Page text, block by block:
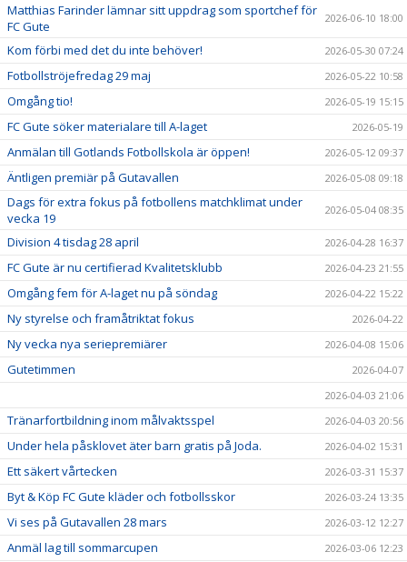
Matthias Farinder lämnar sitt uppdrag som sportchef för
FC Gute
2026-06-10 18:00
Kom förbi med det du inte behöver! 2026-05-30 07:24
Fotbollströjefredag 29 maj 2026-05-22 10:58
Omgång tio! 2026-05-19 15:15
FC Gute söker materialare till A-laget 2026-05-19
Anmälan till Gotlands Fotbollskola är öppen! 2026-05-12 09:37
Äntligen premiär på Gutavallen 2026-05-08 09:18
Dags för extra fokus på fotbollens matchklimat under
vecka 19
2026-05-04 08:35
Division 4 tisdag 28 april 2026-04-28 16:37
FC Gute är nu certifierad Kvalitetsklubb 2026-04-23 21:55
Omgång fem för A-laget nu på söndag 2026-04-22 15:22
Ny styrelse och framåtriktat fokus 2026-04-22
Ny vecka nya seriepremiärer 2026-04-08 15:06
Gutetimmen
2026-04-07
2026-04-03 21:06
Tränarfortbildning inom målvaktsspel 2026-04-03 20:56
Under hela påsklovet äter barn gratis på Joda. 2026-04-02 15:31
Ett säkert vårtecken 2026-03-31 15:37
Byt & Köp FC Gute kläder och fotbollsskor 2026-03-24 13:35
Vi ses på Gutavallen 28 mars 2026-03-12 12:27
Anmäl lag till sommarcupen 2026-03-06 12:23